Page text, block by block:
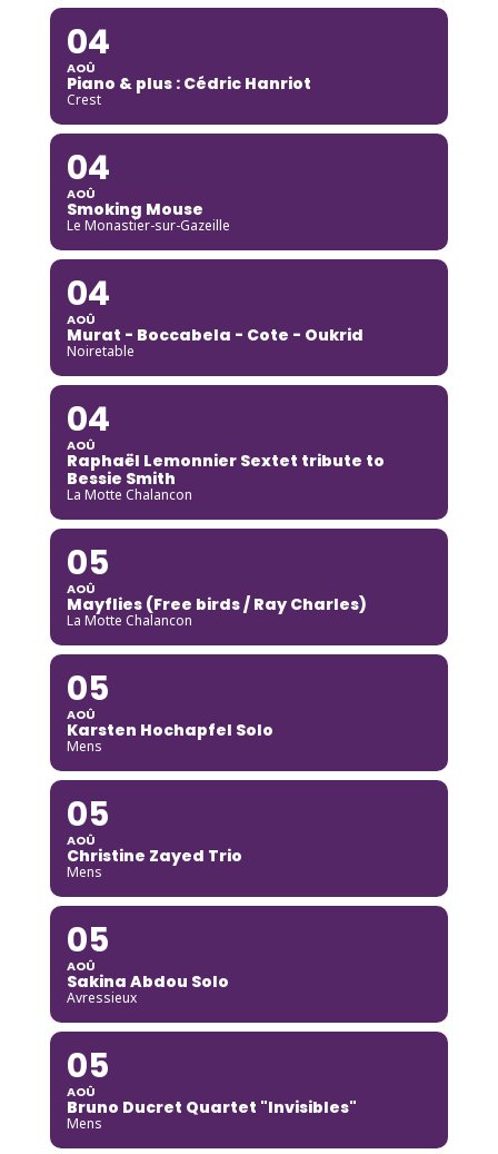
04
AOÛ
Piano & plus : Cédric Hanriot
Crest
04
AOÛ
Smoking Mouse
Le Monastier-sur-Gazeille
04
AOÛ
Murat - Boccabela - Cote - Oukrid
Noiretable
04
AOÛ
Raphaël Lemonnier Sextet tribute to
Bessie Smith
La Motte Chalancon
05
AOÛ
Mayflies (Free birds / Ray Charles)
La Motte Chalancon
05
AOÛ
Karsten Hochapfel Solo
Mens
05
AOÛ
Christine Zayed Trio
Mens
05
AOÛ
Sakina Abdou Solo
Avressieux
05
AOÛ
Bruno Ducret Quartet "Invisibles"
Mens